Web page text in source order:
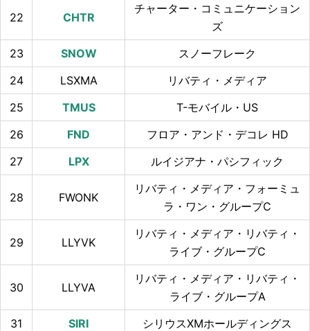
22
チャーター・コミュニケーション
ズ
23
スノーフレーク
24
LSXMA
リバティ・メディア
25
T-モバイル・US
26
フロア・アンド・デコレ HD
27
ルイジアナ・パシフィック
28 FWONK
リバティ・メディア・フォーミュ
ラ・ワン・グループC
29 LLYVK
リバティ・メディア・リバティ・
ライブ・グループC
30 LLYVA
リバティ・メディア・リバティ・
ライブ・グループA
31
シリウスXMホールディングス